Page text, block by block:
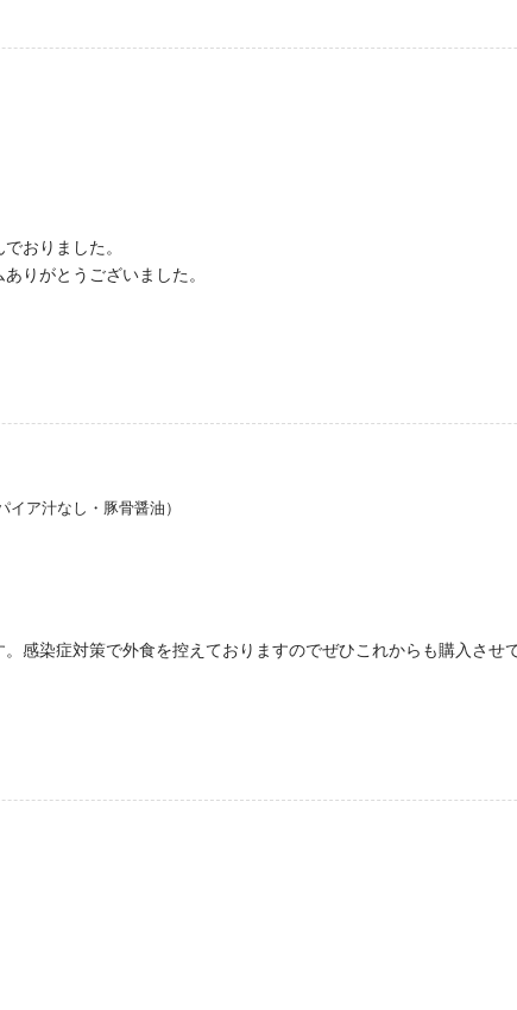
おりました。
りがとうございました。
ア汁なし・豚骨醤油）
感染症対策で外食を控えておりますのでぜひこれからも購入させ